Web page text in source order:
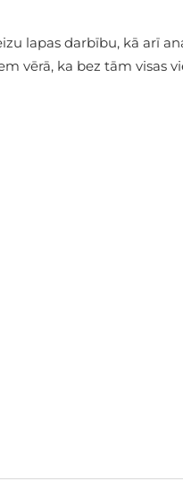
lapas darbību, kā arī
vērā, ka bez tām visas